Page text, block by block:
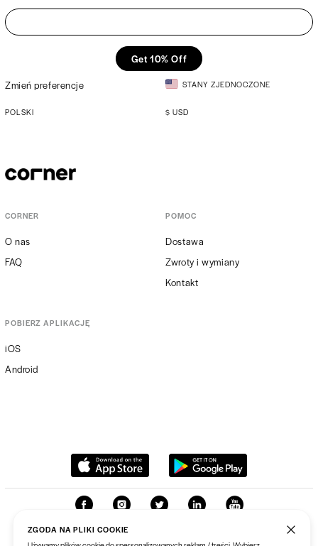
Get 10% Off
Zmień preferencje
STANY ZJEDNOCZONE
POLSKI $ USD
CORNER
O nas
FAQ
POMOC
Dostawa
Zwroty i wymiany
Kontakt
POBIERZ APLIKACJĘ
iOS
Android
ZGODA NA PLIKI COOKIE